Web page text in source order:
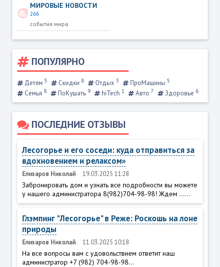
МИРОВЫЕ НОВОСТИ
266
события мира
ПОПУЛЯРНО
Детям 5 Скидки 8 Отдых 3 ПроМашины 5
Семья 8 ПоКушать 9 hiTech 1 Авто 7 Здоровье 6
ПОСЛЕДНИЕ ОТЗЫВЫ
Лесогорье и его соседи: куда отправиться за
вдохновением и релаксом»
Елизаров Николай 19.03.2025 11:28
Забронировать дом и узнать все подробности вы можете
у нашего администратора 8(982)704-98-98! Ждем ......
Глэмпинг "Лесогорье" в Реже: Роскошь на лоне
природы
Елизаров Николай 11.03.2025 10:18
На все вопросы вам с удовольствием ответит наш
администратор +7 (982) 704-98-98...